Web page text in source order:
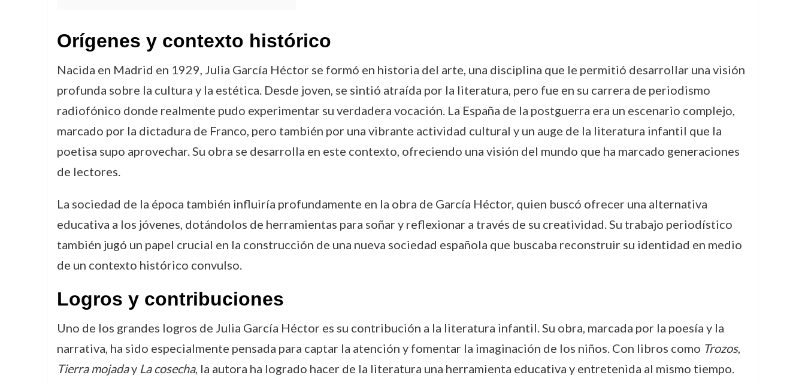
Orígenes y contexto histórico
Nacida en Madrid en 1929, Julia García Héctor se formó en historia del arte, una disciplina que le permitió desarrollar una visión
profunda sobre la cultura y la estética. Desde joven, se sintió atraída por la literatura, pero fue en su carrera de periodismo
radiofónico donde realmente pudo experimentar su verdadera vocación. La España de la postguerra era un escenario complejo,
marcado por la dictadura de Franco, pero también por una vibrante actividad cultural y un auge de la literatura infantil que la
poetisa supo aprovechar. Su obra se desarrolla en este contexto, ofreciendo una visión del mundo que ha marcado generaciones
de lectores.
La sociedad de la época también influiría profundamente en la obra de García Héctor, quien buscó ofrecer una alternativa
educativa a los jóvenes, dotándolos de herramientas para soñar y reflexionar a través de su creatividad. Su trabajo periodístico
también jugó un papel crucial en la construcción de una nueva sociedad española que buscaba reconstruir su identidad en medio
de un contexto histórico convulso.
Logros y contribuciones
Uno de los grandes logros de Julia García Héctor es su contribución a la literatura infantil. Su obra, marcada por la poesía y la
narrativa, ha sido especialmente pensada para captar la atención y fomentar la imaginación de los niños. Con libros como Trozos,
Tierra mojaday La cosecha, la autora ha logrado hacer de la literatura una herramienta educativa y entretenida al mismo tiempo.